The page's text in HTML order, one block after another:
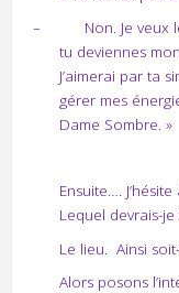
–
Non. Je veux
tu deviennes
J’aimerai par ta
gérer mes
Dame Sombre. »
Ensuite….
Lequel devrais-
Le lieu.
Ainsi soit-
Alors posons